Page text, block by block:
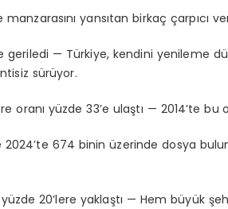
manzarasını yansıtan birkaç çarpıcı
geriledi — Türkiye, kendini yenileme
sürüyor.
oranı yüzde 33’e ulaştı — 2014’te
674 binin üzerinde dosya
yüzde 20’lere yaklaştı — Hem büyük